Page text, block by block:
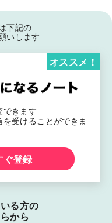
下記の
いします
できます
受けることができま
オススメ！
ぐ登録
る方の
から